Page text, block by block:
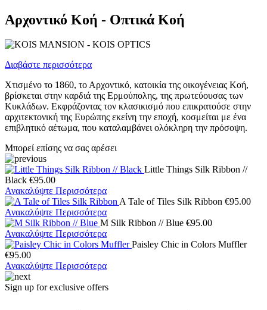
Αρχοντικό Κοή - Οπτικά Κοή
Διαβάστε περισσότερα
Χτισμένο το 1860, το Αρχοντικό, κατοικία της οικογένειας Κοή,
βρίσκεται στην καρδιά της Ερμούπολης, της πρωτεύουσας των
Κυκλάδων. Εκφράζοντας τον κλασικισμό που επικρατούσε στην
αρχιτεκτονική της Ευρώπης εκείνη την εποχή, κοσμείται με ένα
επιβλητικό αέτωμα, που καταλαμβάνει ολόκληρη την πρόσοψη.
Μπορεί επίσης να σας αρέσει
Little Things Silk Ribbon //
Black €95.00
Ανακαλύψτε Περισσότερα
A Tale of Tiles Silk Ribbon €95.00
Ανακαλύψτε Περισσότερα
M Silk Ribbon // Blue €95.00
Ανακαλύψτε Περισσότερα
Paisley Chic in Colors Muffler
€95.00
Ανακαλύψτε Περισσότερα
Sign up for exclusive offers